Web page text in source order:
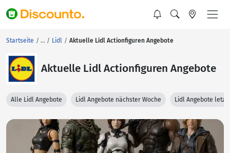
Startseite Lidl Aktuelle Lidl Actionfiguren Angebote
Aktuelle Lidl Actionfiguren Angebote
Alle Lidl Angebote Lidl Angebote nächster Woche Lidl Angebote